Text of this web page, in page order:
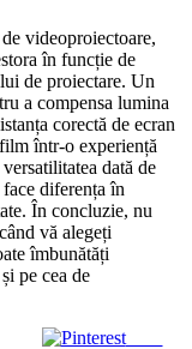
videoproiectoare,
în funcție de
de proiectare. Un
a compensa lumina
corectă de ecran
într-o experiență
dată de
diferența în
În concluzie, nu
vă alegeți
îmbunătăți
pe cea de
Save